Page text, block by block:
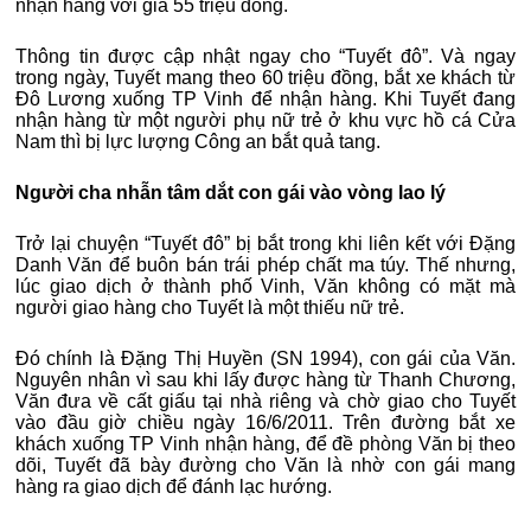
nhận hàng với giá 55 triệu đồng.
Thông tin được cập nhật ngay cho “Tuyết đô”. Và ngay
trong ngày, Tuyết mang theo 60 triệu đồng, bắt xe khách từ
Đô Lương xuống TP Vinh để nhận hàng. Khi Tuyết đang
nhận hàng từ một người phụ nữ trẻ ở khu vực hồ cá Cửa
Nam thì bị lực lượng Công an bắt quả tang.
Người cha nhẫn tâm dắt con gái vào vòng lao lý
Trở lại chuyện “Tuyết đô” bị bắt trong khi liên kết với Đặng
Danh Văn để buôn bán trái phép chất ma túy. Thế nhưng,
lúc giao dịch ở thành phố Vinh, Văn không có mặt mà
người giao hàng cho Tuyết là một thiếu nữ trẻ.
Đó chính là Đặng Thị Huyền (SN 1994), con gái của Văn.
Nguyên nhân vì sau khi lấy được hàng từ Thanh Chương,
Văn đưa về cất giấu tại nhà riêng và chờ giao cho Tuyết
vào đầu giờ chiều ngày 16/6/2011. Trên đường bắt xe
khách xuống TP Vinh nhận hàng, để đề phòng Văn bị theo
dõi, Tuyết đã bày đường cho Văn là nhờ con gái mang
hàng ra giao dịch để đánh lạc hướng.